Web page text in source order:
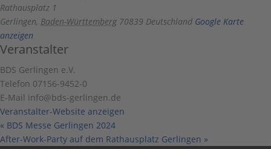
Rathausplatz 1
Gerlingen, Baden-Württemberg 70839 Deutschland Google Karte
anzeigen
Veranstalter
BDS Gerlingen e.V.
Telefon 07156-9452-0
E-Mail info@bds-gerlingen.de
Veranstalter-Website anzeigen
« BDS Messe Gerlingen 2024
After-Work-Party auf dem Rathausplatz Gerlingen »